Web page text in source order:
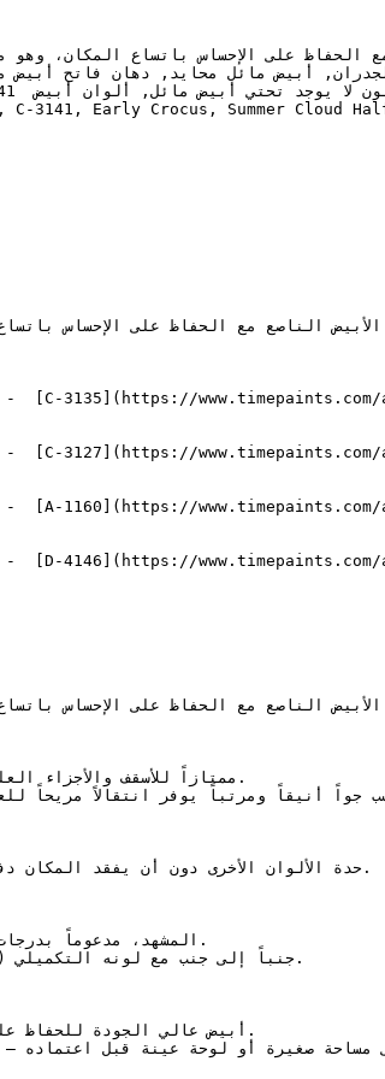
[C-3135](https://
[C-3127](https://
[A-1160](https://
[D-4146](https://